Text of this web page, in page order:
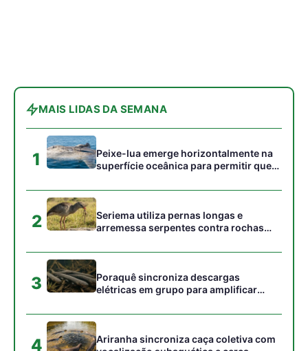
MAIS LIDAS DA SEMANA
1
Peixe-lua emerge horizontalmente na
superfície oceânica para permitir que
acumulados em sua pele
2
Seriema utiliza pernas longas e
arremessa serpentes contra rochas
campos
3
Poraquê sincroniza descargas
elétricas em grupo para amplificar
peixes maiores na Amazônia
4
Ariranha sincroniza caça coletiva com